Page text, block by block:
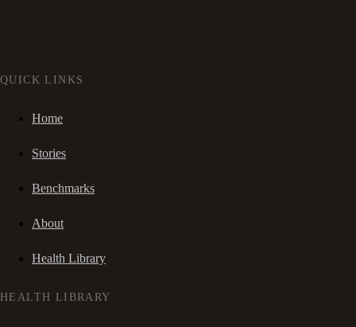
QUICK LINKS
Home
Stories
Benchmarks
About
Health Library
HEALTH LIBRARY